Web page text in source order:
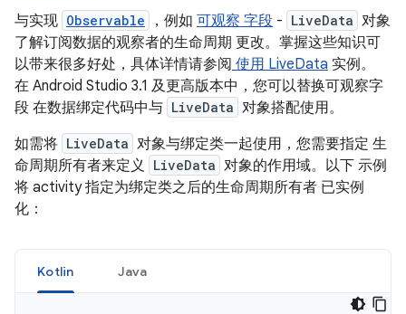
与实现 Observable ，例如 可观察 字段 - LiveData 对象
了解订阅数据的观察者的生命周期 更改。掌握这些知识可
以带来很多好处，具体详情请参阅 使用 LiveData 实例。
在 Android Studio 3.1 及更高版本中，您可以替换可观察字
段 在数据绑定代码中与 LiveData 对象搭配使用。
如需将 LiveData 对象与绑定类一起使用，您需要指定 生
命周期所有者来定义 LiveData 对象的作用域。以下 示例
将 activity 指定为绑定类之后的生命周期所有者 已实例
化：
Kotlin Java